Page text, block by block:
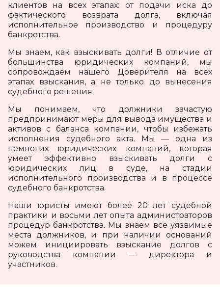
клиентов на всех этапах: от подачи иска до
фактического возврата долга, включая
исполнительное производство и процедуру
банкротства.
Мы знаем, как взыскивать долги! В отличие от
большинства юридических компаний, мы
сопровождаем нашего Доверителя на всех
этапах взыскания, а не только до вынесения
судебного решения.
Мы понимаем, что должники зачастую
предпринимают меры для вывода имущества и
активов с баланса компании, чтобы избежать
исполнения судебного акта. Мы — одна из
немногих юридических компаний, которая
умеет эффективно взыскивать долги с
юридических лиц в суде, на стадии
исполнительного производства и в процессе
судебного банкротства.
Наши юристы имеют более 20 лет судебной
практики и восьми лет опыта администраторов
процедур банкротства. Мы знаем все уязвимые
места должников, и при наличии оснований
можем инициировать взыскание долгов с
руководства компании — директора и
участников.